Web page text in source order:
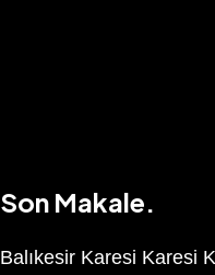
Son Makale.
Balıkesir Karesi Karesi